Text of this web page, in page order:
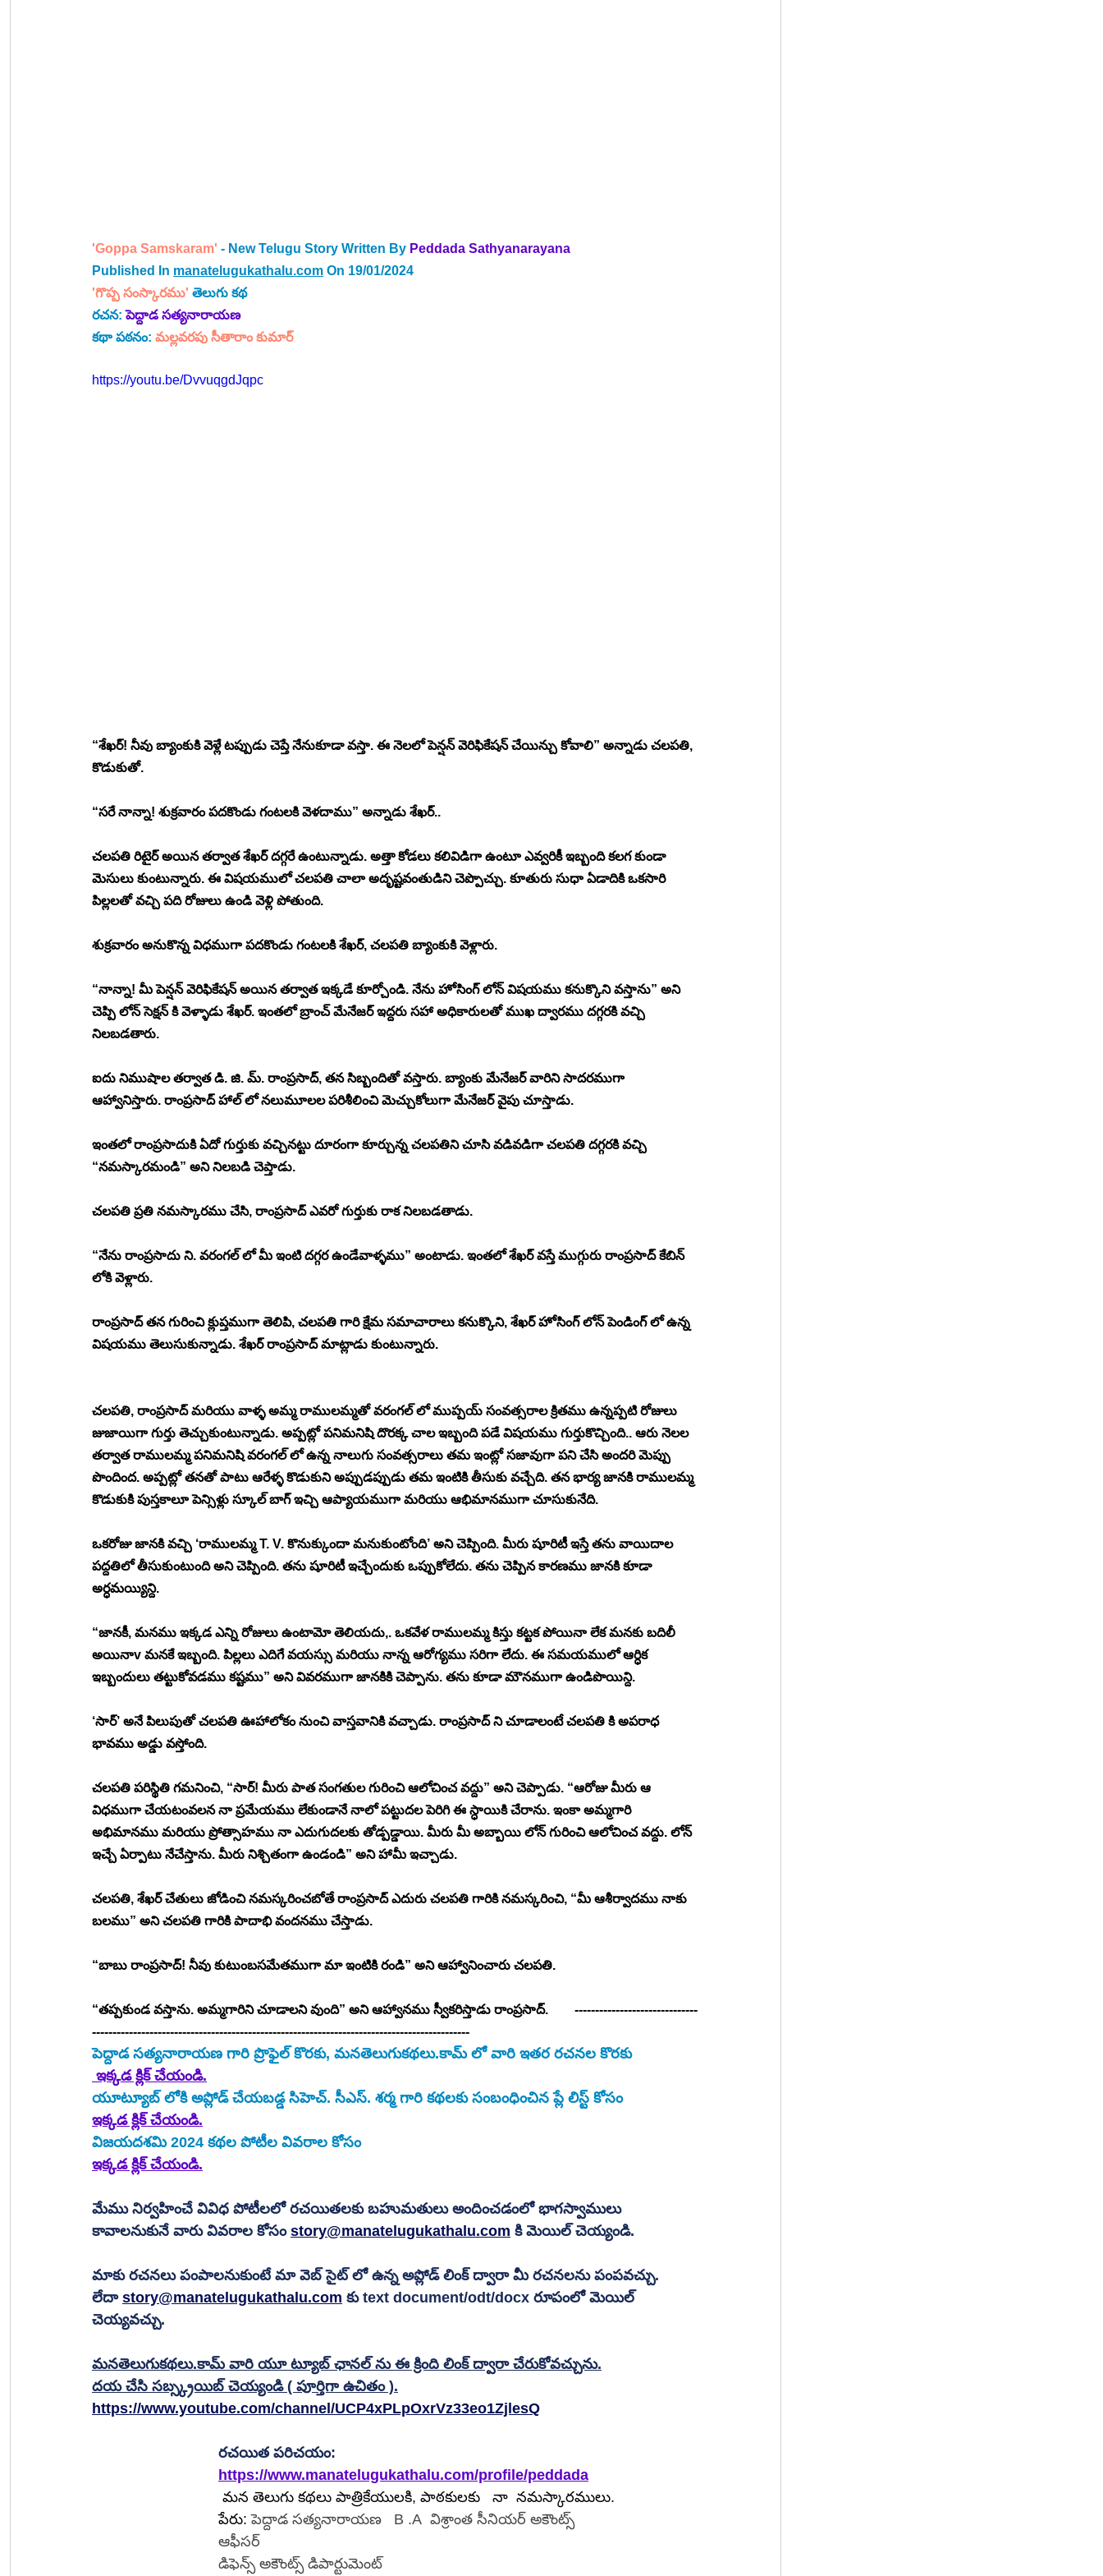
'Goppa Samskaram' - New Telugu Story Written By Peddada Sathyanarayana
Published In manatelugukathalu.com On 19/01/2024
'గొప్ప సంస్కారము' తెలుగు కథ
రచన: పెద్దాడ సత్యనారాయణ
కథా పఠనం: మల్లవరపు సీతారాం కుమార్
https://youtu.be/DvvuqgdJqpc
“శేఖర్! నీవు బ్యాంకుకి వెళ్లే టప్పుడు చెప్తే నేనుకూడా వస్తా. ఈ నెలలో పెన్షన్ వెరిఫికేషన్ చేయిన్చు కోవాలి” అన్నాడు చలపతి,
కొడుకుతో.
“సరే నాన్నా! శుక్రవారం పదకొండు గంటలకి వెళదాము” అన్నాడు శేఖర్..
చలపతి రిటైర్ అయిన తర్వాత శేఖర్ దగ్గరే ఉంటున్నాడు. అత్తా కోడలు కలివిడిగా ఉంటూ ఎవ్వరికీ ఇబ్బంది కలగ కుండా
మెసులు కుంటున్నారు. ఈ విషయములో చలపతి చాలా అదృష్టవంతుడిని చెప్పొచ్చు. కూతురు సుధా ఏడాదికి ఒకసారి
పిల్లలతో వచ్చి పది రోజులు ఉండి వెళ్లి పోతుంది.
శుక్రవారం అనుకొన్న విధముగా పదకొండు గంటలకి శేఖర్, చలపతి బ్యాంకుకి వెళ్లారు.
“నాన్నా! మీ పెన్షన్ వెరిఫికేషన్ అయిన తర్వాత ఇక్కడే కూర్చోండి. నేను హోసింగ్ లోన్ విషయము కనుక్కొని వస్తాను” అని
చెప్పి లోన్ సెక్షన్ కి వెళ్ళాడు శేఖర్. ఇంతలో బ్రాంచ్ మేనేజర్ ఇద్దరు సహా అధికారులతో ముఖ ద్వారము దగ్గరకి వచ్చి
నిలబడతారు.
ఐదు నిముషాల తర్వాత డి. జి. మ్. రాంప్రసాద్, తన సిబ్బందితో వస్తారు. బ్యాంకు మేనేజర్ వారిని సాదరముగా
ఆహ్వానిస్తారు. రాంప్రసాద్ హాల్ లో నలుమూలల పరిశీలించి మెచ్చుకోలుగా మేనేజర్ వైపు చూస్తాడు.
ఇంతలో రాంప్రసాదుకి ఏదో గుర్తుకు వచ్చినట్టు దూరంగా కూర్చున్న చలపతిని చూసి వడివడిగా చలపతి దగ్గరకి వచ్చి
“నమస్కారమండి” అని నిలబడి చెప్తాడు.
చలపతి ప్రతి నమస్కారము చేసి, రాంప్రసాద్ ఎవరో గుర్తుకు రాక నిలబడతాడు.
“నేను రాంప్రసాదు ని. వరంగల్ లో మీ ఇంటి దగ్గర ఉండేవాళ్ళము” అంటాడు. ఇంతలో శేఖర్ వస్తే ముగ్గురు రాంప్రసాద్ కేబిన్
లోకి వెళ్లారు.
రాంప్రసాద్ తన గురించి క్లుప్తముగా తెలిపి, చలపతి గారి క్షేమ సమాచారాలు కనుక్కొని, శేఖర్ హోసింగ్ లోన్ పెండింగ్ లో ఉన్న
విషయము తెలుసుకున్నాడు. శేఖర్ రాంప్రసాద్ మాట్లాడు కుంటున్నారు.
చలపతి, రాంప్రసాద్ మరియు వాళ్ళ అమ్మ రాములమ్మతో వరంగల్ లో ముప్పయ్ సంవత్సరాల క్రితము ఉన్నప్పటి రోజులు
జుజాయిగా గుర్తు తెచ్చుకుంటున్నాడు. అప్పట్లో పనిమనిషి దొరక్క చాల ఇబ్బంది పడే విషయము గుర్తుకొచ్చింది.. ఆరు నెలల
తర్వాత రాములమ్మ పనిమనిషి వరంగల్ లో ఉన్న నాలుగు సంవత్సరాలు తమ ఇంట్లో సజావుగా పని చేసి అందరి మెప్పు
పొందింద. అప్పట్లో తనతో పాటు ఆరేళ్ళ కొడుకుని అప్పుడప్పుడు తమ ఇంటికి తీసుకు వచ్చేది. తన భార్య జానకి రాములమ్మ
కొడుకుకి పుస్తకాలూ పెన్సిళ్లు స్కూల్ బాగ్ ఇచ్చి ఆప్యాయముగా మరియు ఆభిమానముగా చూసుకునేది.
ఒకరోజు జానకి వచ్చి ‘రాములమ్మ T. V. కొనుక్కుందా మనుకుంటోంది’ అని చెప్పింది. మీరు షూరిటీ ఇస్తే తను వాయిదాల
పద్దతిలో తీసుకుంటుంది అని చెప్పింది. తను షూరిటీ ఇచ్చేందుకు ఒప్పుకోలేదు. తను చెప్పిన కారణము జానకి కూడా
అర్ధమయ్యిన్ది.
“జానకీ, మనము ఇక్కడ ఎన్ని రోజులు ఉంటామో తెలియదు,. ఒకవేళ రాములమ్మ కిస్తు కట్టక పోయినా లేక మనకు బదిలీ
అయినాv మనకే ఇబ్బంది. పిల్లలు ఎదిగే వయస్సు మరియు నాన్న ఆరోగ్యము సరిగా లేదు. ఈ సమయములో ఆర్ధిక
ఇబ్బందులు తట్టుకోవడము కష్టము” అని వివరముగా జానకికి చెప్పాను. తను కూడా మౌనముగా ఉండిపొయిన్ది.
‘సార్’ అనే పిలుపుతో చలపతి ఊహాలోకం నుంచి వాస్తవానికి వచ్చాడు. రాంప్రసాద్ ని చూడాలంటే చలపతి కి అపరాధ
భావము అడ్డు వస్తోంది.
చలపతి పరిస్థితి గమనించి, “సార్! మీరు పాత సంగతుల గురించి ఆలోచించ వద్దు” అని చెప్పాడు. “ఆరోజు మీరు ఆ
విధముగా చేయటంవలన నా ప్రమేయము లేకుండానే నాలో పట్టుదల పెరిగి ఈ స్ధాయికి చేరాను. ఇంకా అమ్మగారి
అభిమానము మరియు ప్రోత్సాహము నా ఎదుగుదలకు తోడ్పడ్డాయి. మీరు మీ అబ్బాయి లోన్ గురించి ఆలోచించ వద్దు. లోన్
ఇచ్చే ఏర్పాటు నేచేస్తాను. మీరు నిశ్చితంగా ఉండండి” అని హామీ ఇచ్చాడు.
చలపతి, శేఖర్ చేతులు జోడించి నమస్కరించబోతే రాంప్రసాద్ ఎదురు చలపతి గారికి నమస్కరించి, “మీ ఆశీర్వాదము నాకు
బలము” అని చలపతి గారికి పాదాభి వందనము చేస్తాడు.
“బాబు రాంప్రసాద్! నీవు కుటుంబసమేతముగా మా ఇంటికి రండి” అని ఆహ్వానించారు చలపతి.
“తప్పకుండ వస్తాను. అమ్మగారిని చూడాలని వుంది” అని ఆహ్వానము స్వీకరిస్తాడు రాంప్రసాద్.        ------------------------------
--------------------------------------------------------------------------------------------
పెద్దాడ సత్యనారాయణ గారి ప్రొఫైల్ కొరకు, మనతెలుగుకథలు.కామ్ లో వారి ఇతర రచనల కొరకు
ఇక్కడ క్లిక్ చేయండి.
యూట్యూబ్ లోకి అప్లోడ్ చేయబడ్డ సిహెచ్. సీఎస్. శర్మ గారి కథలకు సంబంధించిన ప్లే లిస్ట్ కోసం
ఇక్కడ క్లిక్ చేయండి.
విజయదశమి 2024 కథల పోటీల వివరాల కోసం
ఇక్కడ క్లిక్ చేయండి.
మేము నిర్వహించే వివిధ పోటీలలో రచయితలకు బహుమతులు అందించడంలో భాగస్వాములు
కావాలనుకునే వారు వివరాల కోసం story@manatelugukathalu.com కి మెయిల్ చెయ్యండి.
మాకు రచనలు పంపాలనుకుంటే మా వెబ్ సైట్ లో ఉన్న అప్లోడ్ లింక్ ద్వారా మీ రచనలను పంపవచ్చు.
లేదా story@manatelugukathalu.com కు text document/odt/docx రూపంలో మెయిల్
చెయ్యవచ్చు.
మనతెలుగుకథలు.కామ్ వారి యూ ట్యూబ్ ఛానల్ ను ఈ క్రింది లింక్ ద్వారా చేరుకోవచ్చును.
దయ చేసి సబ్స్క్రయిబ్ చెయ్యండి ( పూర్తిగా ఉచితం ).
https://www.youtube.com/channel/UCP4xPLpOxrVz33eo1ZjlesQ
రచయిత పరిచయం:
https://www.manatelugukathalu.com/profile/peddada
మన తెలుగు కథలు పాత్రికేయులకి, పాఠకులకు   నా  నమస్కారములు.
పేరు: పెద్దాడ సత్యనారాయణ   B .A  విశ్రాంత సీనియర్ అకౌంట్స్
ఆఫీసర్
డిఫెన్స్ అకౌంట్స్ డిపార్టుమెంట్